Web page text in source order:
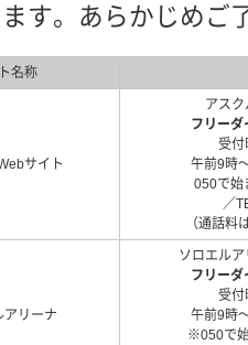
す。あらかじめご
名称
サイト
アス
フリーダ
受
午前9時
050で始
／
（通話料
アリーナ
ソロエル
フリーダ
受
午前9時
※050で